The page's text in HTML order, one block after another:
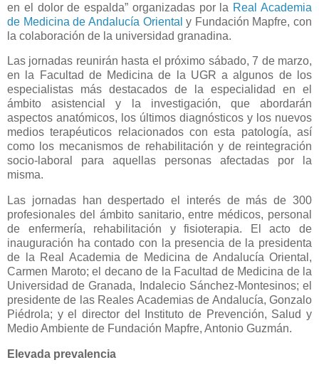
en el dolor de espalda” organizadas por la Real Academia
de Medicina de Andalucía Orientaly Fundación Mapfre, con
la colaboración de la universidad granadina.
Las jornadas reunirán hasta el próximo sábado, 7 de marzo,
en la Facultad de Medicina de la UGR a algunos de los
especialistas más destacados de la especialidad en el
ámbito asistencial y la investigación, que abordarán
aspectos anatómicos, los últimos diagnósticos y los nuevos
medios terapéuticos relacionados con esta patología, así
como los mecanismos de rehabilitación y de reintegración
socio-laboral para aquellas personas afectadas por la
misma.
Las jornadas han despertado el interés de más de 300
profesionales del ámbito sanitario, entre médicos, personal
de enfermería, rehabilitación y fisioterapia. El acto de
inauguración ha contado con la presencia de la presidenta
de la Real Academia de Medicina de Andalucía Oriental,
Carmen Maroto; el decano de la Facultad de Medicina de la
Universidad de Granada, Indalecio Sánchez-Montesinos; el
presidente de las Reales Academias de Andalucía, Gonzalo
Piédrola; y el director del Instituto de Prevención, Salud y
Medio Ambiente de Fundación Mapfre, Antonio Guzmán.
Elevada prevalencia